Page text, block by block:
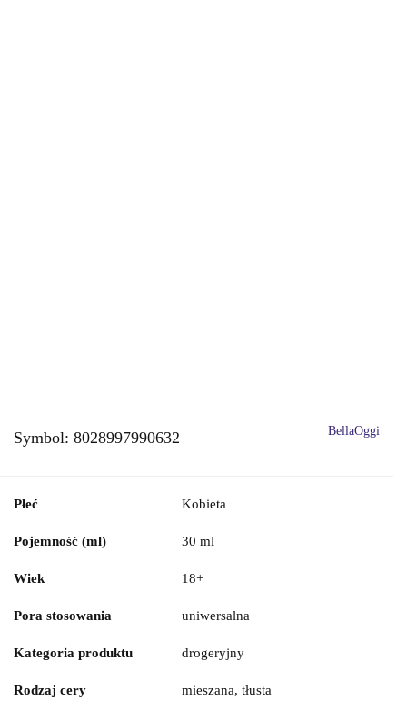
Symbol: 8028997990632 BellaOggi
Płeć Kobieta
Pojemność (ml) 30 ml
Wiek 18+
Pora stosowania uniwersalna
Kategoria produktu drogeryjny
Rodzaj cery mieszana, tłusta